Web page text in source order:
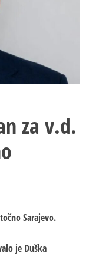
za v.d.
Sarajevo.
je Duška